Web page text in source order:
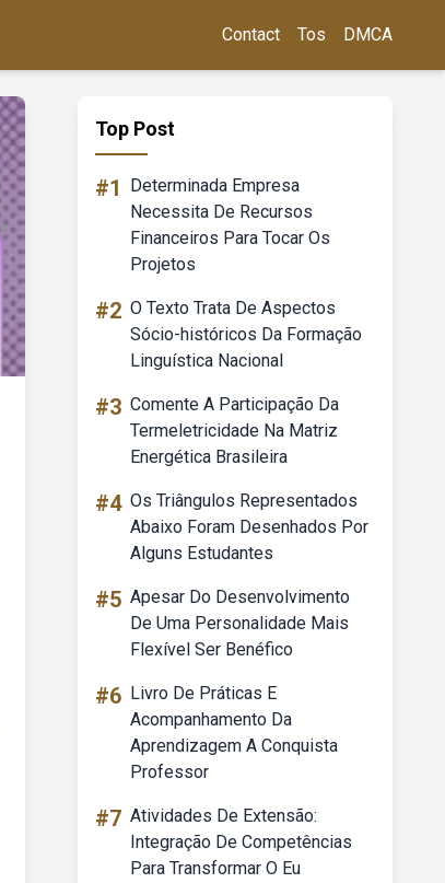
Contact Tos DMCA
Top Post
#1
Determinada Empresa
Necessita De Recursos
Financeiros Para Tocar Os
Projetos
#2 O Texto Trata De Aspectos
Sócio-históricos Da Formação
Linguística Nacional
#3 Comente A Participação Da
Termeletricidade Na Matriz
Energética Brasileira
#4 Os Triângulos Representados
Abaixo Foram Desenhados Por
Alguns Estudantes
#5 Apesar Do Desenvolvimento
De Uma Personalidade Mais
Flexível Ser Benéfico
#6 Livro De Práticas E
Acompanhamento Da
Aprendizagem A Conquista
Professor
#7 Atividades De Extensão:
Integração De Competências
Para Transformar O Eu